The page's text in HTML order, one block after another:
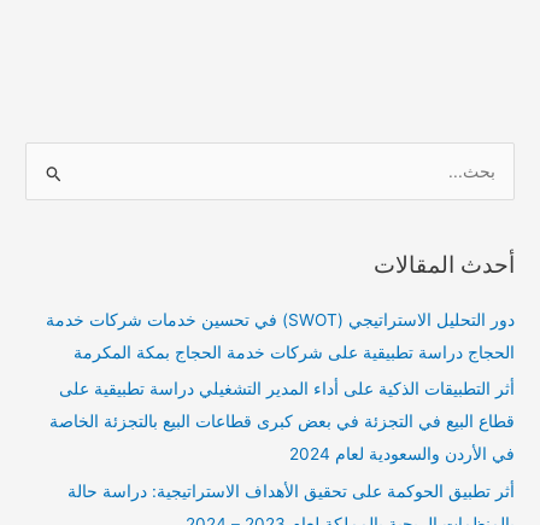
ح
أحدث المقالات
دور التحليل الاستراتيجي (SWOT) في تحسين خدمات شركات خدمة
الحجاج دراسة تطبيقية على شركات خدمة الحجاج بمكة المكرمة
أثر التطبيقات الذكية على أداء المدير التشغيلي دراسة تطبيقية على
قطاع البيع في التجزئة في بعض كبرى قطاعات البيع بالتجزئة الخاصة
في الأردن والسعودية لعام 2024
أثر تطبيق الحوكمة على تحقيق الأهداف الاستراتيجية: دراسة حالة